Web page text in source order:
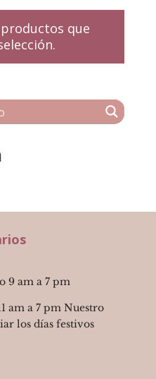
que
9 am a 7 pm
am a 7 pm Nuestro
los días festivos